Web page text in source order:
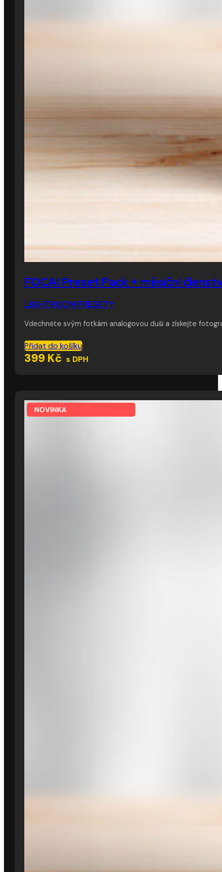
FOCAI Preset Pack + měsíční
LIGHTROOM PRESETY
Vdechněte svým fotkám analogovou duši a získejte
Přidat do košíku
399 Kč s DPH
NOVINKA